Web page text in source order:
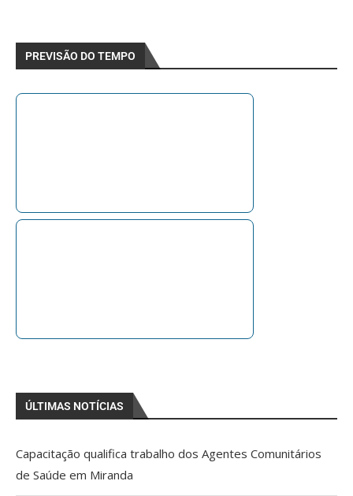
PREVISÃO DO TEMPO
ÚLTIMAS NOTÍCIAS
Capacitação qualifica trabalho dos Agentes Comunitários
de Saúde em Miranda